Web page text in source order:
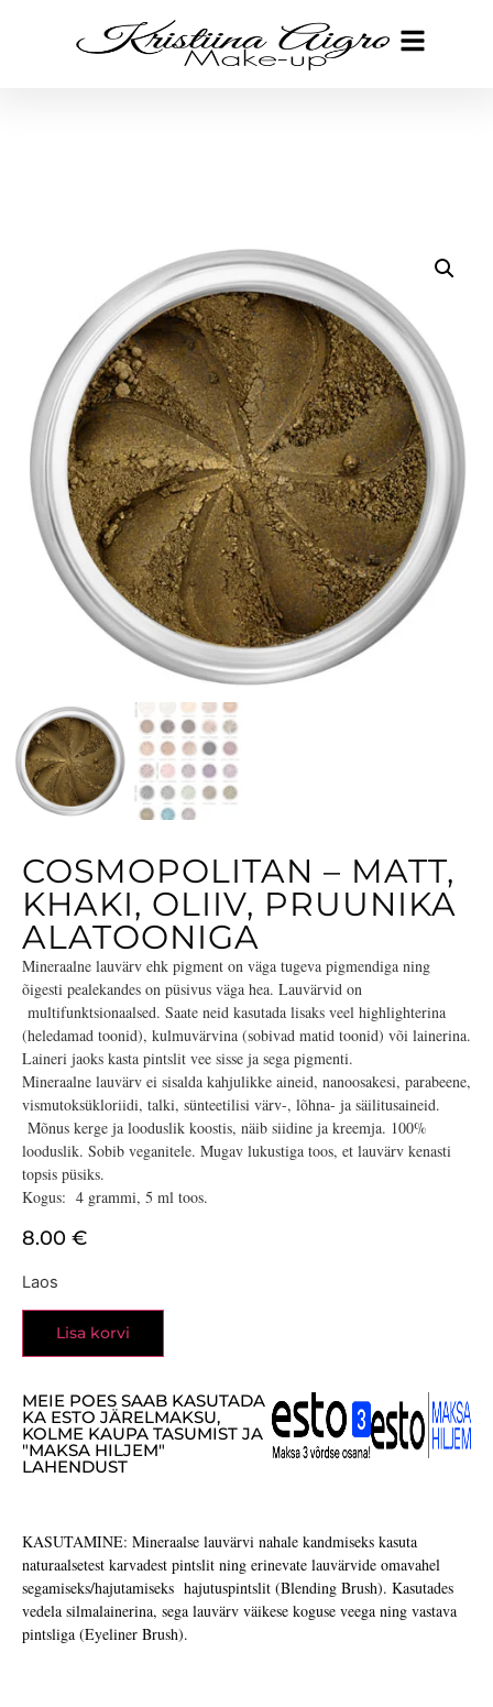
COSMOPOLITAN – MATT,
KHAKI, OLIIV, PRUUNIKA
ALATOONIGA
Mineraalne lauvärv ehk pigment on väga tugeva pigmendiga ning
õigesti pealekandes on püsivus väga hea. Lauvärvid on
multifunktsionaalsed. Saate neid kasutada lisaks veel highlighterina
(heledamad toonid), kulmuvärvina (sobivad matid toonid) või lainerina.
Laineri jaoks kasta pintslit vee sisse ja sega pigmenti.
Mineraalne lauvärv ei sisalda kahjulikke aineid, nanoosakesi, parabeene,
vismutoksükloriidi, talki, sünteetilisi värv-, lõhna- ja säilitusaineid.
Mõnus kerge ja looduslik koostis, näib siidine ja kreemja. 100%
looduslik. Sobib veganitele. Mugav lukustiga toos, et lauvärv kenasti
topsis püsiks.
Kogus: 4 grammi, 5 ml toos.
8.00 €
Laos
Lisa korvi
MEIE POES SAAB KASUTADA
KA ESTO JÄRELMAKSU,
KOLME KAUPA TASUMIST JA
"MAKSA HILJEM"
LAHENDUST
KASUTAMINE: Mineraalse lauvärvi nahale kandmiseks kasuta
naturaalsetest karvadest pintslit ning erinevate lauvärvide omavahel
segamiseks/hajutamiseks hajutuspintslit (Blending Brush). Kasutades
vedela silmalainerina, sega lauvärv väikese koguse veega ning vastava
pintsliga (Eyeliner Brush).